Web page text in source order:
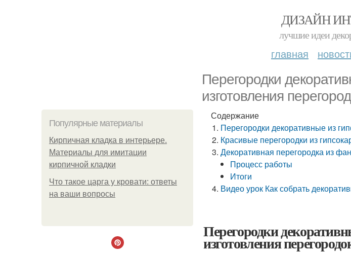
ДИЗАЙН
лучшие идеи
главная
Перегородки
изготовления
Популярные материалы
Кирпичная кладка в интерьере.
Материалы для имитации
кирпичной кладки
Что такое царга у кровати: ответы
на ваши вопросы
Содержание
Перегородки декоративные из
Красивые перегородки из
Декоративная перегородка из
Процесс работы
Итоги
Видео урок Как собрать
Перегородки
изготовления